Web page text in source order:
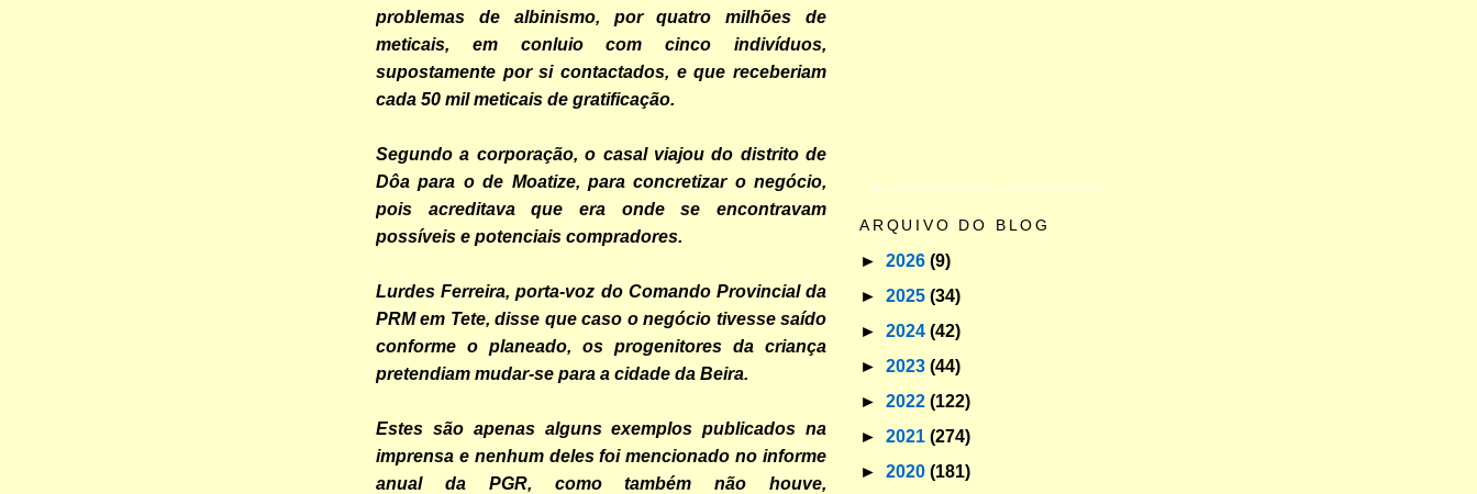
problemas de albinismo, por quatro milhões de
meticais, em conluio com cinco indivíduos,
supostamente por si contactados, e que receberiam
cada 50 mil meticais de gratificação.
Segundo a corporação, o casal viajou do distrito de
Dôa para o de Moatize, para concretizar o negócio,
pois acreditava que era onde se encontravam
possíveis e potenciais compradores.
Lurdes Ferreira, porta-voz do Comando Provincial da
PRM em Tete, disse que caso o negócio tivesse saído
conforme o planeado, os progenitores da criança
pretendiam mudar-se para a cidade da Beira.
Estes são apenas alguns exemplos publicados na
imprensa e nenhum deles foi mencionado no informe
anual da PGR, como também não houve,
ARQUIVO DO BLOG
► 2026 (9)
► 2025 (34)
► 2024 (42)
► 2023 (44)
► 2022 (122)
► 2021 (274)
► 2020 (181)